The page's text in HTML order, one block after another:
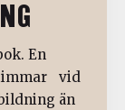
En
vid
än